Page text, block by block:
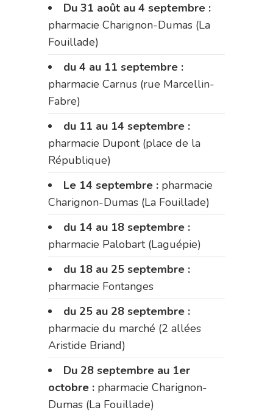
Du 31 août au 4 septembre :
pharmacie Charignon-Dumas (La
Fouillade)
du 4 au 11 septembre :
pharmacie Carnus (rue Marcellin-
Fabre)
du 11 au 14 septembre :
pharmacie Dupont (place de la
République)
Le 14 septembre : pharmacie
Charignon-Dumas (La Fouillade)
du 14 au 18 septembre :
pharmacie Palobart (Laguépie)
du 18 au 25 septembre :
pharmacie Fontanges
du 25 au 28 septembre :
pharmacie du marché (2 allées
Aristide Briand)
Du 28 septembre au 1er
octobre : pharmacie Charignon-
Dumas (La Fouillade)